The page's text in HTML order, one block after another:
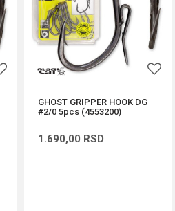
GHOST GRIPPER HOOK DG
#2/0 5pcs (4553200)
1.690,00 RSD